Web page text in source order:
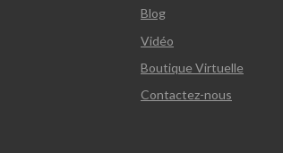
Blog
Vidéo
Boutique Virtuelle
Contactez-nous